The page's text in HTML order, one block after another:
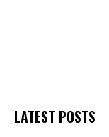
LATEST POSTS